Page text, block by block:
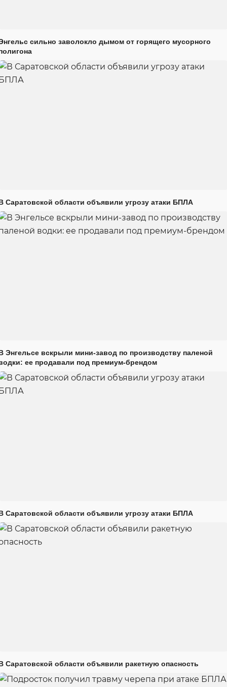
сильно заволокло дымом от горящего мусорного
Саратовской области объявили угрозу атаки БПЛА
Энгельсе вскрыли мини-завод по производству паленой
ее продавали под премиум-брендом
Саратовской области объявили угрозу атаки БПЛА
Саратовской области объявили ракетную опасность